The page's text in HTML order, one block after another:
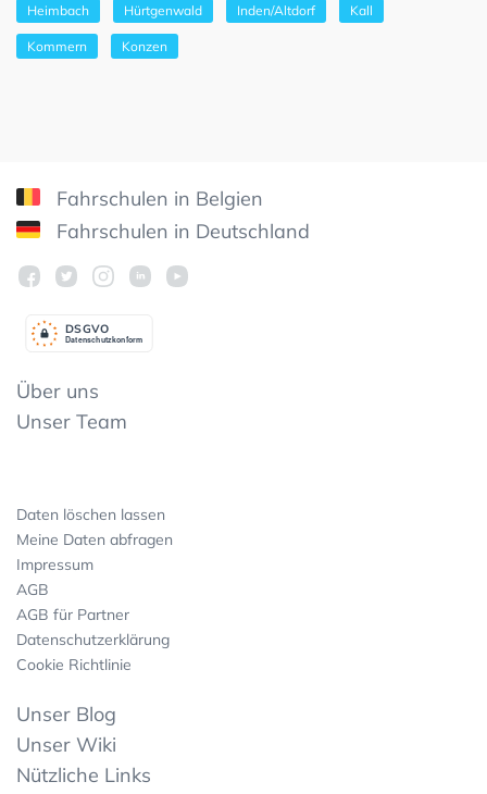
Heimbach Hürtgenwald Inden/Altdorf Kall
Kommern Konzen
Fahrschulen in Belgien
Fahrschulen in Deutschland
Datenschutzkonform
DSGVO
Über uns
Unser Team
Daten löschen lassen
Meine Daten abfragen
Impressum
AGB
AGB für Partner
Datenschutzerklärung
Cookie Richtlinie
Unser Blog
Unser Wiki
Nützliche Links